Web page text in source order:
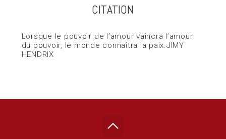
CITATION
Lorsque le pouvoir de l’amour vaincra l’amour
du pouvoir, le monde connaîtra la paix.JIMY
HENDRIX